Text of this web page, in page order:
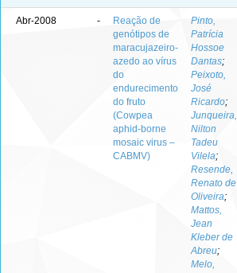
Abr-2008 -
Reação de
genótipos de
maracujazeiro-
azedo ao vírus
do
endurecimento
do fruto
(Cowpea
aphid-borne
mosaic virus –
CABMV)
Pinto,
Patrícia
Hossoe
Dantas;
Peixoto,
José
Ricardo;
Junqueira,
Nilton
Tadeu
Vilela;
Resende,
Renato de
Oliveira;
Mattos,
Jean
Kleber de
Abreu;
Melo,